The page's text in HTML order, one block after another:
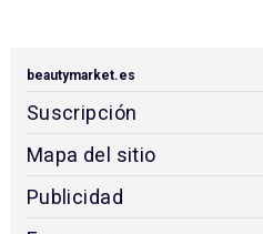
beautymarket.es
Suscripción
Mapa del sitio
Publicidad